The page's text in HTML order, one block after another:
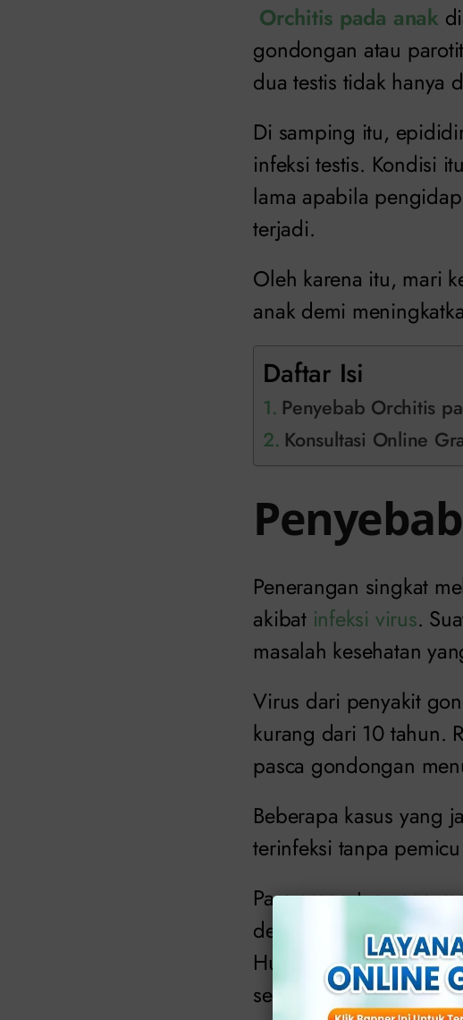
Orchitis pada anak
gondongan atau
dua testis tidak hanya
Di samping itu,
infeksi testis. Kondisi
lama apabila
terjadi.
Oleh karena itu, mari
anak demi
Daftar Isi
Penyebab Orchitis
Konsultasi Online
Penerangan singkat
akibat infeksi virus.
masalah kesehatan
Virus dari penyakit
kurang dari 10 tahun.
pasca gondongan
Beberapa kasus yang
terinfeksi tanpa
Para orang tua yang
demam, mual,
Hubungi dokter agar
segera.Dokter akan